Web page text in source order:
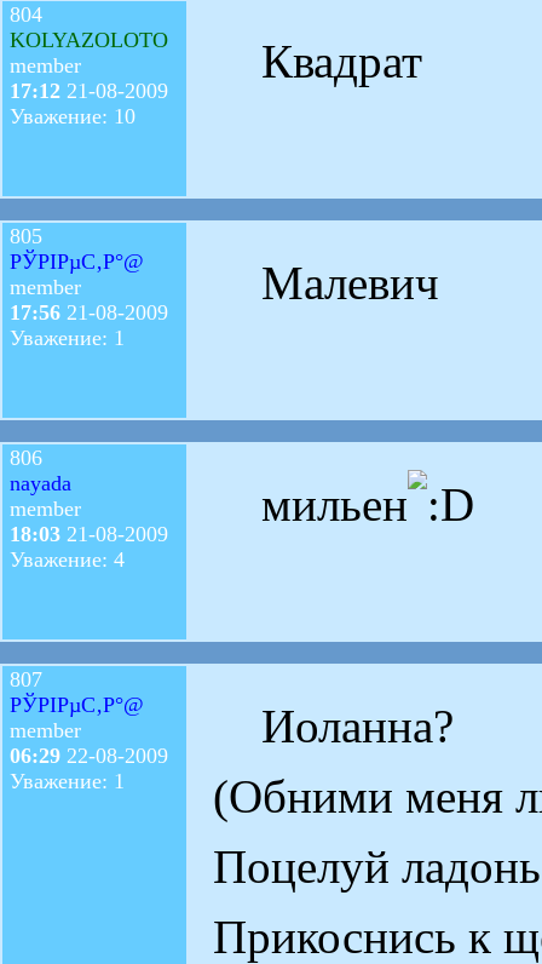
804
KOLYAZOLOTO
member
17:12 21-08-2009
Уважение: 10
Квадрат
805
РЎРІРµС‚Р°@
member
17:56 21-08-2009
Уважение: 1
Малевич
806
nayada
member
18:03 21-08-2009
Уважение: 4
мильен
807
РЎРІРµС‚Р°@
member
06:29 22-08-2009
Уважение: 1
Иоланна?
(Обними меня
Поцелуй
Прикоснись к